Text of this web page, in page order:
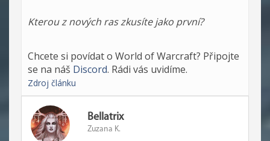
Kterou z nových ras zkusíte jako první?
Chcete si povídat o World of Warcraft? Připojte
se na náš Discord. Rádi vás uvidíme.
Zdroj článku
Bellatrix
Zuzana K.